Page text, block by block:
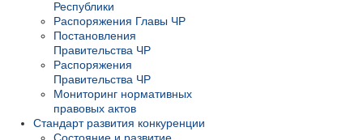
Республики
Распоряжения Главы ЧР
Постановления
Правительства ЧР
Распоряжения
Правительства ЧР
Мониторинг нормативных
правовых актов
Стандарт развития конкуренции